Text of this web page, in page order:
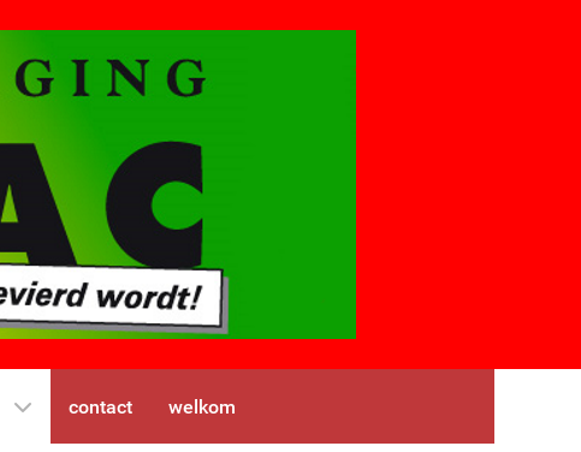
contact welkom